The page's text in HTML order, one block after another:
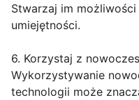
Stwarzaj im
umiejętności.
6. Korzystaj z
Wykorzystywanie
technologii może